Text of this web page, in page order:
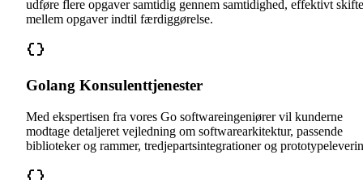
udføre flere opgaver samtidig gennem samtidighed, effektivt skifte
mellem opgaver indtil færdiggørelse.
Golang Konsulenttjenester
Med ekspertisen fra vores Go softwareingeniører vil kunderne
modtage detaljeret vejledning om softwarearkitektur, passende
biblioteker og rammer, tredjepartsintegrationer og